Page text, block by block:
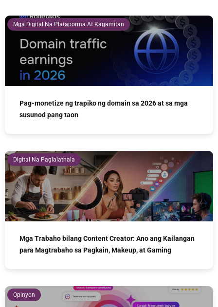
Mga Digital Na Plataporma At Kagamitan
Pag-monetize ng trapiko ng domain sa 2026 at sa mga
susunod pang taon
Digital Na Paglalathala
Mga Trabaho bilang Content Creator: Ano ang Kailangan
para Magtrabaho sa Pagkain, Makeup, at Gaming
Opinyon